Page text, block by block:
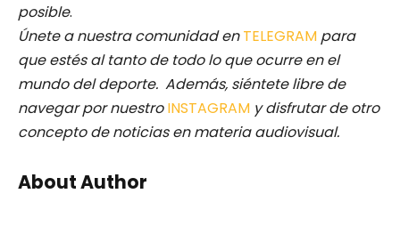
posible.
Únete a nuestra comunidad enTELEGRAM para
que estés al tanto de todo lo que ocurre en el
mundo del deporte. Además, siéntete libre de
navegar por nuestro INSTAGRAM y disfrutar de otro
concepto de noticias en materia audiovisual.
About Author